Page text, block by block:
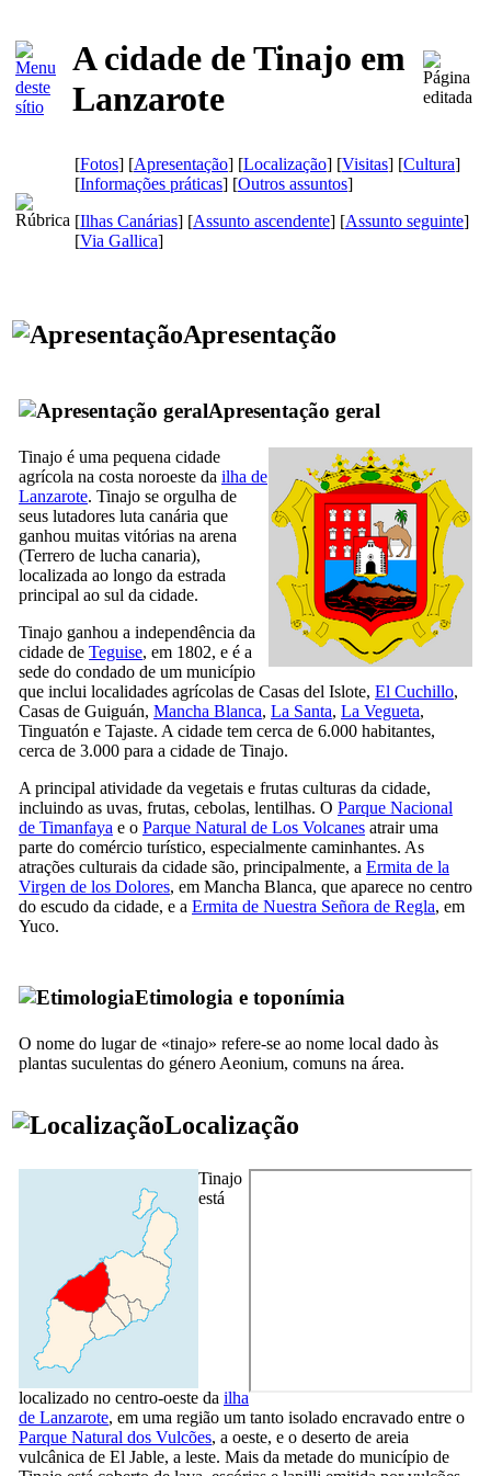
A cidade de Tinajo em
Lanzarote
[Fotos] [Apresentação] [Localização] [Visitas] [Cultura]
[Informações práticas] [Outros assuntos]
[Ilhas Canárias] [Assunto ascendente] [Assunto seguinte]
[Via Gallica]
Apresentação
Apresentação geral
Tinajo é uma pequena cidade
agrícola na costa noroeste da ilha de
Lanzarote. Tinajo se orgulha de
seus lutadores luta canária que
ganhou muitas vitórias na arena
(Terrero de lucha canaria),
localizada ao longo da estrada
principal ao sul da cidade.
Tinajo ganhou a independência da
cidade de Teguise, em 1802, e é a
sede do condado de um município
que inclui localidades agrícolas de Casas del Islote, El Cuchillo,
Casas de Guiguán, Mancha Blanca, La Santa, La Vegueta,
Tinguatón e Tajaste. A cidade tem cerca de 6.000 habitantes,
cerca de 3.000 para a cidade de Tinajo.
A principal atividade da vegetais e frutas culturas da cidade,
incluindo as uvas, frutas, cebolas, lentilhas. O Parque Nacional
de Timanfaya e o Parque Natural de Los Volcanes atrair uma
parte do comércio turístico, especialmente caminhantes. As
atrações culturais da cidade são, principalmente, a Ermita de la
Virgen de los Dolores, em Mancha Blanca, que aparece no centro
do escudo da cidade, e a Ermita de Nuestra Señora de Regla, em
Yuco.
Etimologia e toponímia
O nome do lugar de «tinajo» refere-se ao nome local dado às
plantas suculentas do género Aeonium, comuns na área.
Localização
Tinajo
está
localizado no centro-oeste da ilha
de Lanzarote, em uma região um tanto isolado encravado entre o
Parque Natural dos Vulcões, a oeste, e o deserto de areia
vulcânica de El Jable, a leste. Mais da metade do município de